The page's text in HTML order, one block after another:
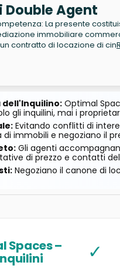
Agent
La presente
immobiliare
contratto di locazione di cin
dell'Inquilino:Optimal
gli inquilini, mai i
Evitando conflitti di
immobili e negoziano il
Gli agenti
di prezzo e contatti
Negoziano il canone di
Spaces – ✓